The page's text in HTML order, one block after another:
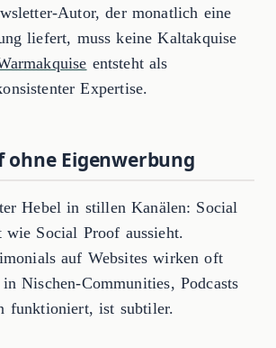
Autor, der monatlich eine
liefert, muss keine Kaltakquise
entsteht als
Expertise.
ohne Eigenwerbung
Hebel in stillen Kanälen: Social
Social Proof aussieht.
auf Websites wirken oft
Nischen-Communities, Podcasts
funktioniert, ist subtiler.